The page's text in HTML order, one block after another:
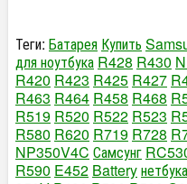
Теги: Батарея Купить
для ноутбука R428 R430
R420 R423 R425 R427
R463 R464 R458 R468
R519 R520 R522 R523
R580 R620 R719 R728
NP350V4C Самсунг
R590 E452 Batteryнетбука